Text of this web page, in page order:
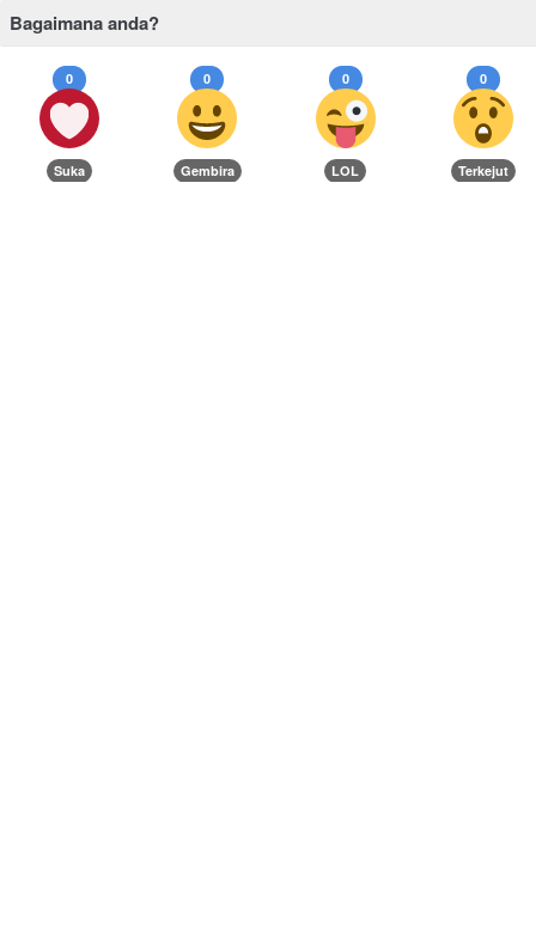
Bagaimana anda?
0
Suka
0
Gembira
0
LOL
0
Terkejut